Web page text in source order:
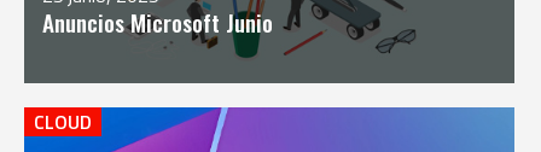
Anuncios Microsoft Junio
CLOUD